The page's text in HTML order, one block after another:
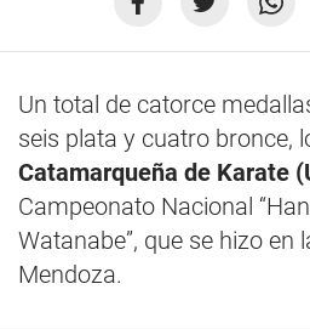
Un total de catorce
seis plata y cuatro bronce,
Catamarqueña de Karate
Campeonato Nacional
Watanabe”, que se hizo en
Mendoza.